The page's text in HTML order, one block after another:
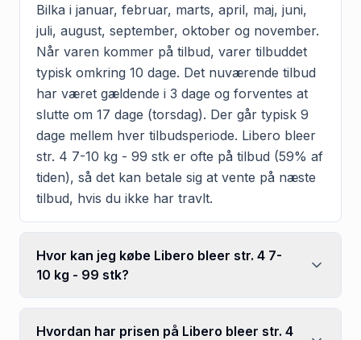
Bilka i januar, februar, marts, april, maj, juni,
juli, august, september, oktober og november.
Når varen kommer på tilbud, varer tilbuddet
typisk omkring 10 dage. Det nuværende tilbud
har været gældende i 3 dage og forventes at
slutte om 17 dage (torsdag). Der går typisk 9
dage mellem hver tilbudsperiode. Libero bleer
str. 4 7-10 kg - 99 stk er ofte på tilbud (59% af
tiden), så det kan betale sig at vente på næste
tilbud, hvis du ikke har travlt.
Hvor kan jeg købe Libero bleer str. 4 7-
10 kg - 99 stk?
Hvordan har prisen på Libero bleer str. 4